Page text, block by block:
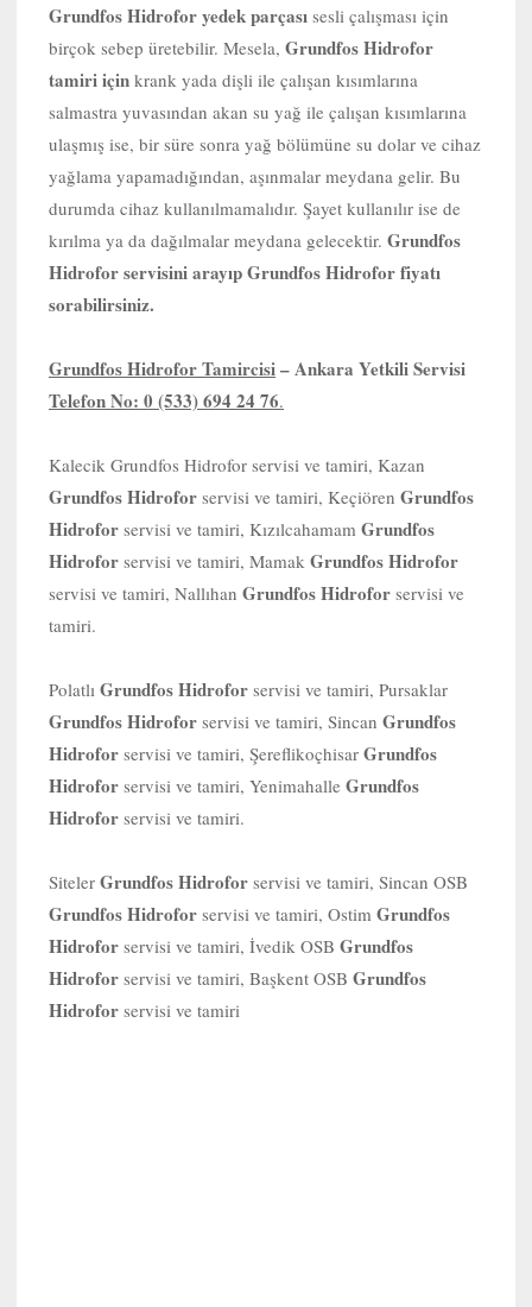
Grundfos Hidrofor yedek parçası sesli çalışması için
birçok sebep üretebilir. Mesela, Grundfos Hidrofor
tamiri için krank yada dişli ile çalışan kısımlarına
salmastra yuvasından akan su yağ ile çalışan kısımlarına
ulaşmış ise, bir süre sonra yağ bölümüne su dolar ve cihaz
yağlama yapamadığından, aşınmalar meydana gelir. Bu
durumda cihaz kullanılmamalıdır. Şayet kullanılır ise de
kırılma ya da dağılmalar meydana gelecektir. Grundfos
Hidrofor servisini arayıp Grundfos Hidrofor fiyatı
sorabilirsiniz.
Grundfos Hidrofor Tamircisi– Ankara Yetkili Servisi
Telefon No: 0 (533) 694 24 76.
Kalecik Grundfos Hidrofor servisi ve tamiri, Kazan
Grundfos Hidrofor servisi ve tamiri, Keçiören Grundfos
Hidrofor servisi ve tamiri, Kızılcahamam Grundfos
Hidrofor servisi ve tamiri, Mamak Grundfos Hidrofor
servisi ve tamiri, Nallıhan Grundfos Hidrofor servisi ve
tamiri.
Polatlı Grundfos Hidrofor servisi ve tamiri, Pursaklar
Grundfos Hidrofor servisi ve tamiri, Sincan Grundfos
Hidrofor servisi ve tamiri, Şereflikoçhisar Grundfos
Hidrofor servisi ve tamiri, Yenimahalle Grundfos
Hidrofor servisi ve tamiri.
Siteler Grundfos Hidrofor servisi ve tamiri, Sincan OSB
Grundfos Hidrofor servisi ve tamiri, Ostim Grundfos
Hidrofor servisi ve tamiri, İvedik OSB Grundfos
Hidrofor servisi ve tamiri, Başkent OSB Grundfos
Hidrofor servisi ve tamiri